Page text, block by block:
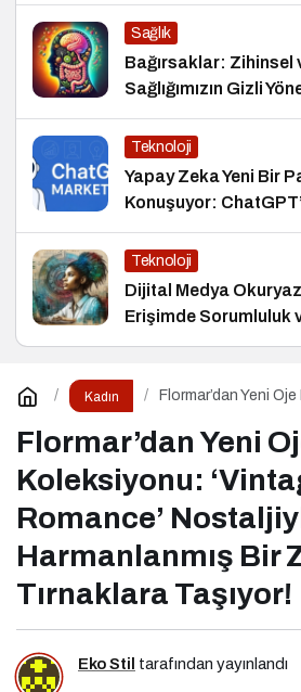
Sağlık
Bağırsaklar: Zihinsel
Sağlığımızın Gizli
Teknoloji
Yapay Zeka Yeni Bir
Konuşuyor:
ve Markalara Yönelik
Teknoloji
Dijital Medya
Erişimde Sorumluluk
Kadın
Flormar’dan Yeni
Zarafeti Tırnaklara
Flormar’dan Yeni
Koleksiyonu:
Romance’
Harmanlanmış Bir
Tırnaklara Taşıyor!
Eko Stil tarafından yayınlandı